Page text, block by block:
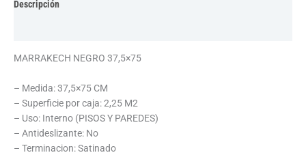
Descripción
MARRAKECH NEGRO 37,5×75
– Medida: 37,5×75 CM
– Superficie por caja: 2,25 M2
– Uso: Interno (PISOS Y PAREDES)
– Antideslizante: No
– Terminacion: Satinado